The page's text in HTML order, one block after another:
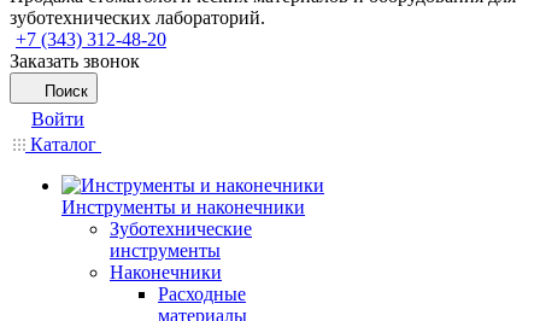
зуботехнических лабораторий.
+7 (343) 312-48-20
Заказать звонок
Поиск
Войти
Каталог
Инструменты и наконечники
Зуботехнические
инструменты
Наконечники
Расходные
материалы